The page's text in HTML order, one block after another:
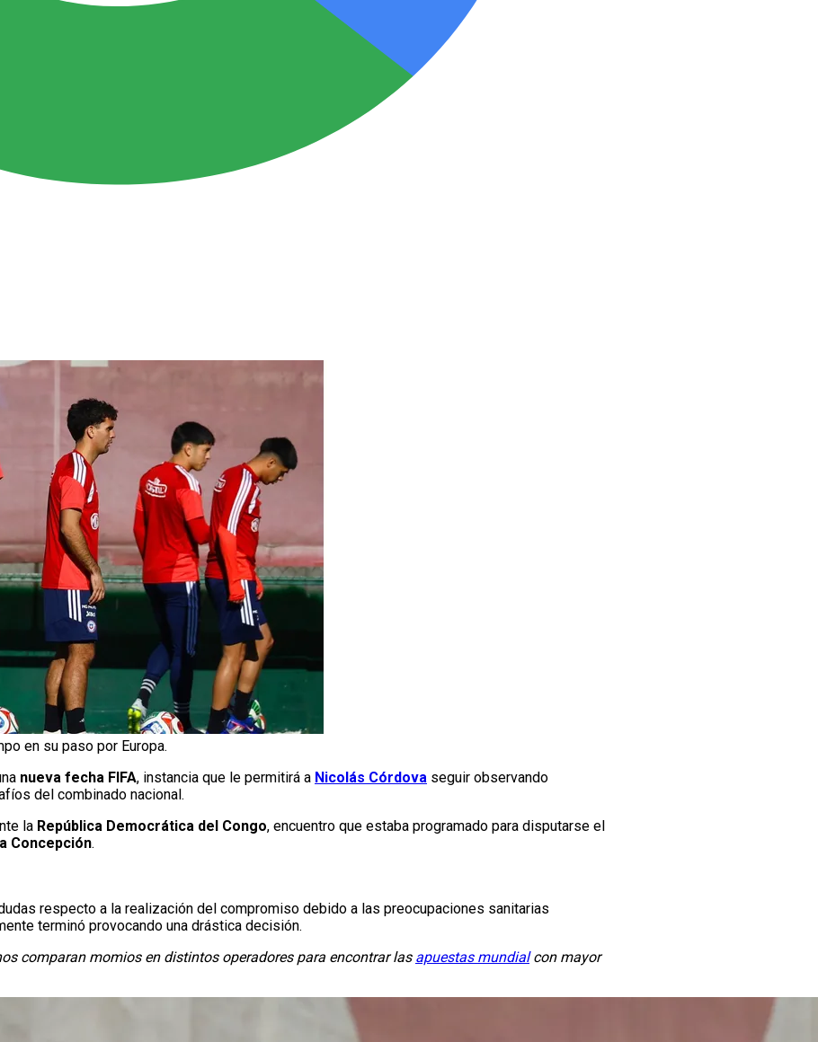
en su paso por Europa.
nueva fecha FIFA, instancia que le permitirá a Nicolás Córdova seguir observando
del combinado nacional.
la República Democrática del Congo, encuentro que estaba programado para disputarse el
Concepción.
respecto a la realización del compromiso debido a las preocupaciones sanitarias
terminó provocando una drástica decisión.
comparan momios en distintos operadores para encontrar las apuestas mundialcon mayor